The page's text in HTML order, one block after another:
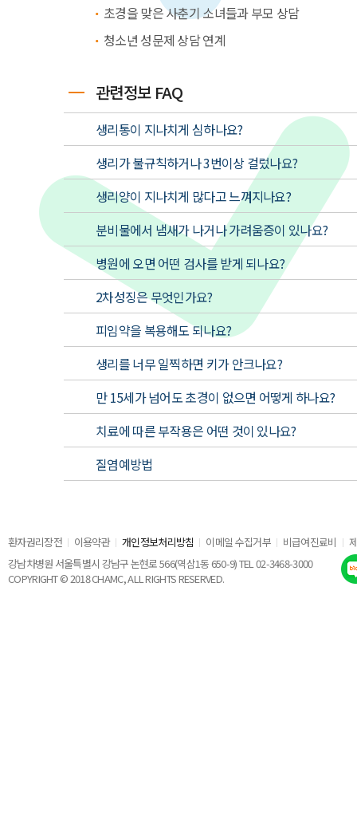
초경을 맞은 사춘기 소녀들과 부모 상담
청소년 성문제 상담 연계
관련정보 FAQ
생리통이 지나치게 심하나요?
생리가 불규칙하거나 3번이상 걸렀나요?
생리양이 지나치게 많다고 느껴지나요?
분비물에서 냄새가 나거나 가려움증이 있나요?
병원에 오면 어떤 검사를 받게 되나요?
2차성징은 무엇인가요?
피임약을 복용해도 되나요?
생리를 너무 일찍하면 키가 안크나요?
만 15세가 넘어도 초경이 없으면 어떻게 하나요?
치료에 따른 부작용은 어떤 것이 있나요?
질염예방법
환자권리장전 이용약관 개인정보처리방침 이메일 수집거부 비급여진료비
강남차병원 서울특별시 강남구 논현로 566(역삼1동 650-9) TEL 02-3468-3000
COPYRIGHT © 2018 CHAMC, ALL RIGHTS RESERVED.